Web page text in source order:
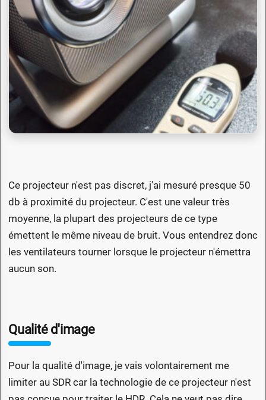
Ce projecteur n'est pas discret, j'ai mesuré presque 50
db à proximité du projecteur. C'est une valeur très
moyenne, la plupart des projecteurs de ce type
émettent le même niveau de bruit. Vous entendrez donc
les ventilateurs tourner lorsque le projecteur n'émettra
aucun son.
Qualité d'image
Pour la qualité d'image, je vais volontairement me
limiter au SDR car la technologie de ce projecteur n'est